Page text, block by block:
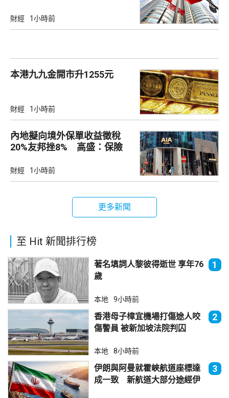
財經 1小時前
本港九九金開市升1255元
財經 1小時前
內地擬向境外保單收益徵稅
20%友邦挫8% 高盛：保險
財經 1小時前
更多新聞
至 Hit 新聞排行榜
著名填詞人黎彼得逝世 享年76
歲
1
本地 9小時前
香港母子樟宜機場打傷途人咬
傷警員 被新加坡法院判囚
2
本地 8小時前
伊朗與阿曼就霍峽航道座標達
成一致 新航道大部分途經伊
3